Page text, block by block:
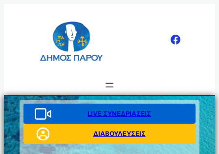
LIVE ΣΥΝΕΔΡΙΑΣΕΙΣ
ΔΙΑΒΟΥΛΕΥΣΕΙΣ